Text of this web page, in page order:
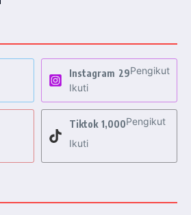
Instagram 29Pengikut
Ikuti
Tiktok 1,000Pengikut
Ikuti